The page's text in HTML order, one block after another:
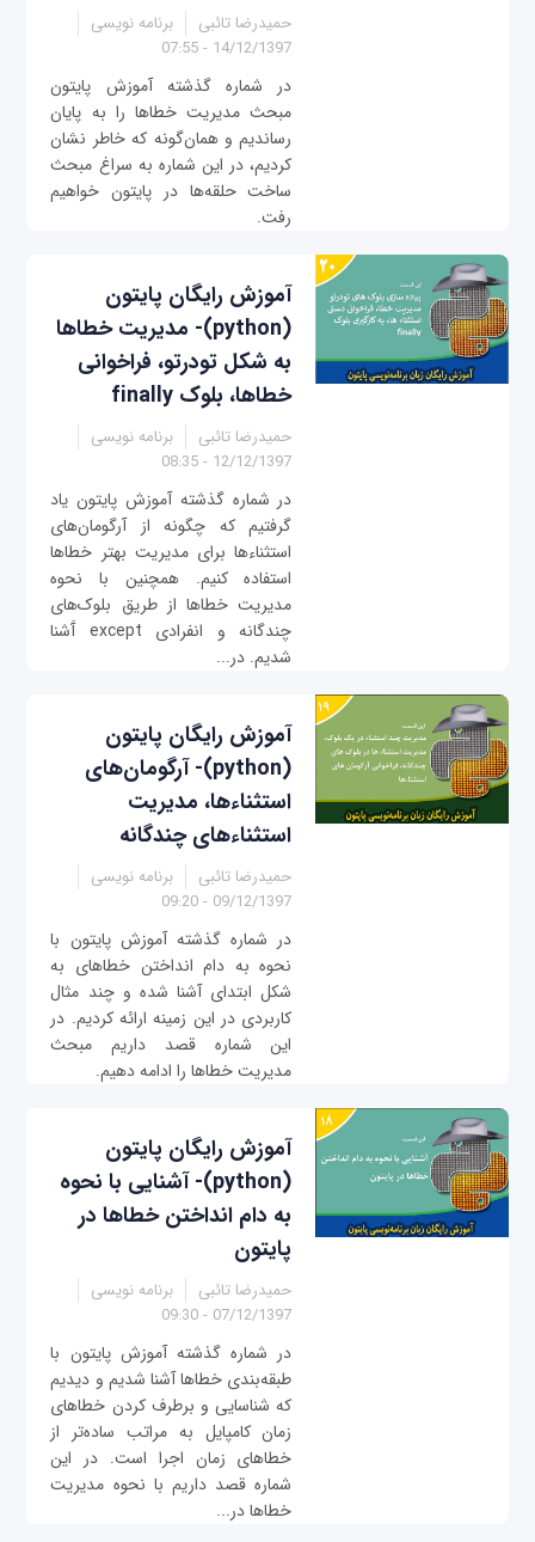
حمیدرضا تائبی
برنامه نویسی
14/12/1397 - 07:55
در شماره گذشته آموزش پایتون
مبحث مدیریت خطاها را به پایان
رساندیم و همان‌گونه که خاطر نشان
کردیم، در این شماره به سراغ مبحث
ساخت حلقه‌ها در پایتون خواهیم
رفت.
آموزش رایگان پایتون
(python)- مدیریت خطاها
به شکل تودرتو، فراخوانی
خطاها، بلوک finally
حمیدرضا تائبی
برنامه نویسی
12/12/1397 - 08:35
در شماره گذشته آموزش پایتون یاد
گرفتیم که چگونه از آرگومان‌های
استثناء‌ها برای مدیریت بهتر خطاها
استفاده کنیم. همچنین با نحوه
مدیریت خطاها از طریق بلوک‌های
چندگانه و انفرادی except آَشنا
شدیم. در...
آموزش رایگان پایتون
(python)- آرگومان‌های
استثناء‌ها، مدیریت
استثناء‌های چندگانه
حمیدرضا تائبی
برنامه نویسی
09/12/1397 - 09:20
در شماره گذشته آموزش پایتون با
نحوه به دام انداختن خطاهای به
شکل ابتدای آشنا شده و چند مثال‌
کاربردی در این زمینه ارائه کردیم. در
این شماره قصد داریم مبحث
مدیریت خطاها را ادامه دهیم.
آموزش رایگان پایتون
(python)- آشنایی با نحوه
به دام انداختن خطاها در
پایتون
حمیدرضا تائبی
برنامه نویسی
07/12/1397 - 09:30
در شماره گذشته آموزش پایتون با
طبقه‌بندی‌ خطاها آشنا شدیم و دیدیم
که شناسایی و برطرف کردن خطاهای
زمان کامپایل به مراتب ساده‌تر از
خطاهای زمان اجرا است. در این
شماره قصد داریم با نحوه مدیریت
خطاها در...